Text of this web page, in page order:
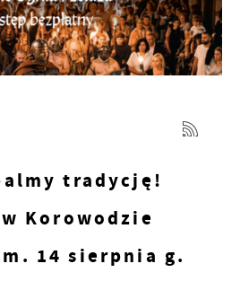
tradycję!
Korowodzie
14 sierpnia g.